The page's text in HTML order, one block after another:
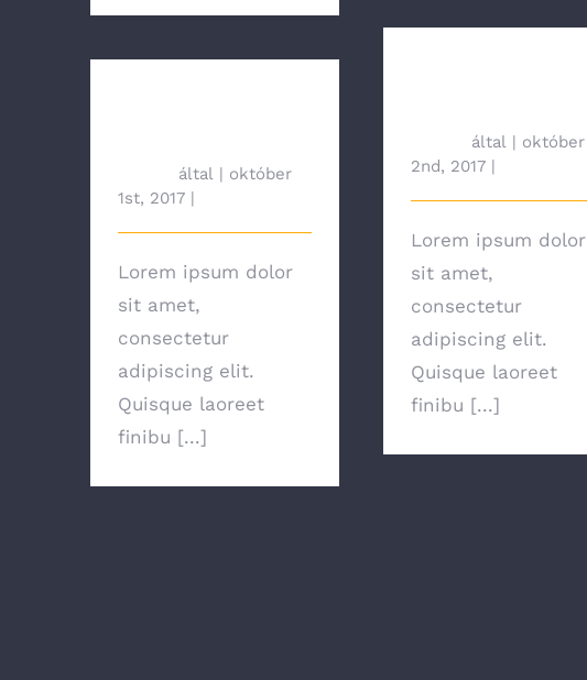
által | október
2nd, 2017 |
Lorem ipsum dolor
sit amet,
consectetur
adipiscing elit.
Quisque laoreet
finibu [...]
által | október
1st, 2017 |
Lorem ipsum dolor
sit amet,
consectetur
adipiscing elit.
Quisque laoreet
finibu [...]